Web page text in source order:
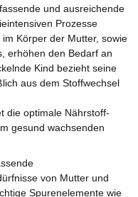
und ausreichende
Prozesse
Körper der Mutter, sowie
erhöhen den Bedarf an
Kind bezieht seine
aus dem Stoffwechsel
die optimale Nährstoff-
gesund wachsenden
von Mutter und
Spurenelemente wie